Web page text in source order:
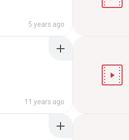
5 years ago
11 years ago